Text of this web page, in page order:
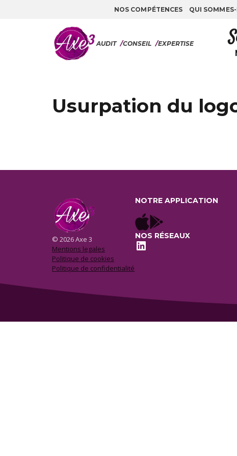
NOS COMPÉTENCES QUI
AUDIT /CONSEIL /EXPERTISE
Usurpation du
© 2026 Axe 3
Mentions legales
Politique de cookies
Politique de confidentialité
NOTRE APPLICATION
NOS RÉSEAUX
LinkedIn